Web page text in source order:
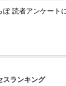
ぼ 読者アンケート
スランキング